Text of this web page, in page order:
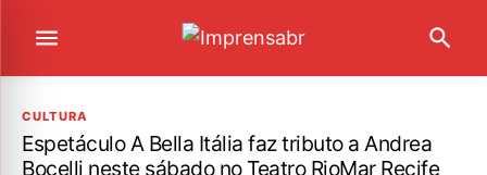
CULTURA
Espetáculo A Bella Itália faz tributo a Andrea
Bocelli neste sábado no Teatro RioMar Recife